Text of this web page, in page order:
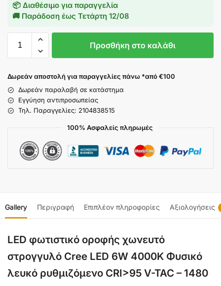
📦 Διαθέσιμο για παραγγελία
🚚 Παράδοση έως Τετάρτη 12/08
Προσθήκη στο καλάθι
Δωρεάν αποστολή για παραγγελίες πάνω *από €100
Δωρεάν παραλαβή σε κατάστημα
Εγγύηση αντιπροσωπείας
Τηλ. Παραγγελίες: 2104838515
100% Ασφαλείς πληρωμές
Gallery Περιγραφή Επιπλέον πληροφορίες Αξιολογήσεις
LED φωτιστικό οροφής χωνευτό
στρογγυλό Cree LED 6W 4000K Φυσικό
λευκό ρυθμιζόμενο CRI>95 V-TAC – 1480